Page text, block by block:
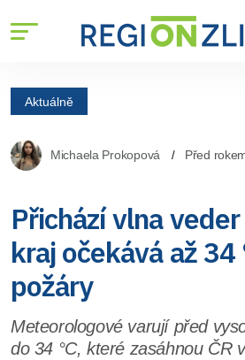
Aktuálně
Michaela Prokopová Před
Přichází vlna
kraj očekává až 34
požáry
Meteorologové varují před
do 34 °C, které zasáhnou ČR